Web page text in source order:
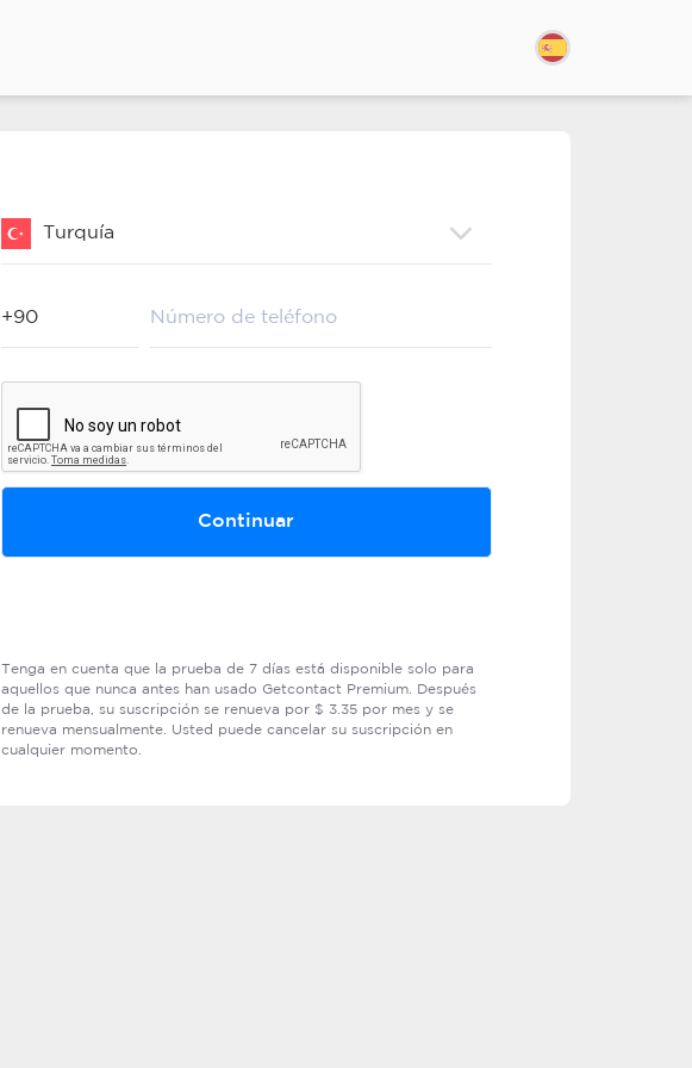
Turquía
Continuar
Tenga en cuenta que la prueba de 7 días está disponible solo para
aquellos que nunca antes han usado Getcontact Premium. Después
de la prueba, su suscripción se renueva por $ 3.35 por mes y se
renueva mensualmente. Usted puede cancelar su suscripción en
cualquier momento.